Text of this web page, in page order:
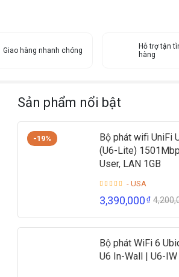
Giao hàng nhanh chóng
Hỗ trợ tận
hàng
Sản phẩm nổi bật
-19%
Bộ phát wifi UniFi
(U6-Lite)
User, LAN 1GB
- USA
3,390,000₫
Bộ phát WiFi 6
U6 In-Wall | U6-IW